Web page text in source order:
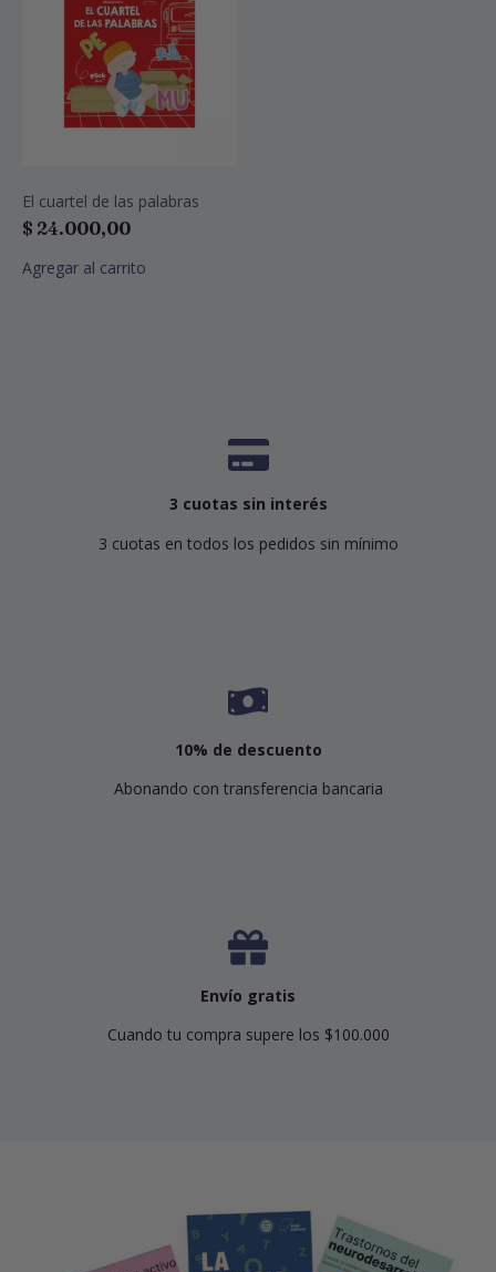
El cuartel de las palabras
$ 24.000,00
Agregar al carrito
3 cuotas sin interés
3 cuotas en todos los pedidos sin mínimo
10% de descuento
Abonando con transferencia bancaria
Envío gratis
Cuando tu compra supere los $100.000